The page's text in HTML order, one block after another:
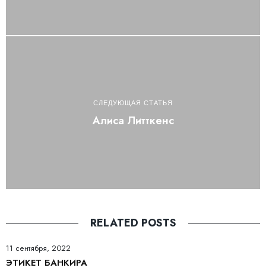
СЛЕДУЮЩАЯ СТАТЬЯ
Алиса Литткенс
RELATED POSTS
11 сентября, 2022
ЭТИКЕТ БАНКИРА